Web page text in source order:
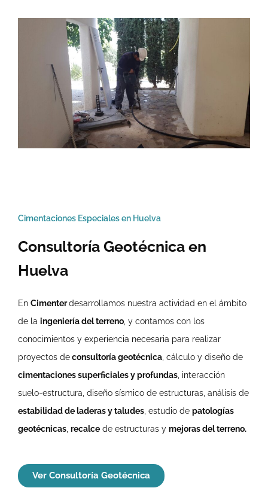
Cimentaciones Especiales en Huelva
Consultoría Geotécnica en
Huelva
En Cimenterdesarrollamos nuestra actividad en el ámbito
de la ingeniería del terreno , y contamos con los
conocimientos y experiencia necesaria para realizar
proyectos deconsultoría geotécnica , cálculo y diseño de
cimentaciones superficiales y profundas , interacción
suelo-estructura, diseño sísmico de estructuras, análisis de
estabilidad de laderas y taludes , estudio de patologías
geotécnicas recalce de estructuras y mejoras del terreno.
Ver Consultoría Geotécnica